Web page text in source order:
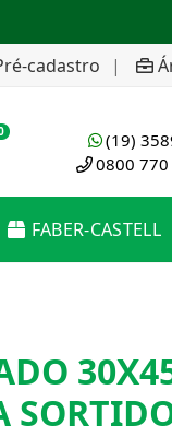
cadastro |
(19)
0800 770
FABER-CASTELL